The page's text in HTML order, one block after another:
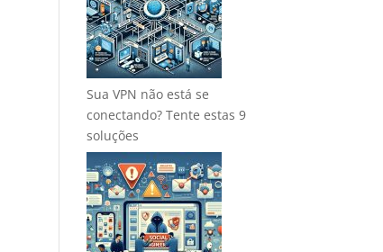
Sua VPN não está se
conectando? Tente estas 9
soluções